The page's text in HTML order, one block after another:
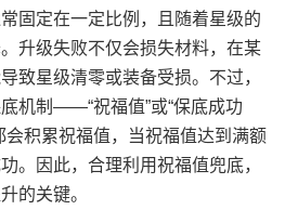
固定在一定比例，且随着星级的
升级失败不仅会损失材料，在某
致星级清零或装备受损。不过，
机制——“祝福值”或“保底成功
会积累祝福值，当祝福值达到满额
。因此，合理利用祝福值兜底，
的关键。